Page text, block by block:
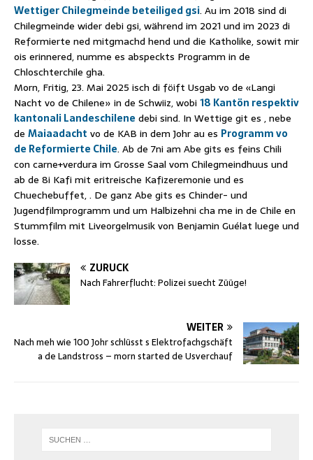
Wettiger Chilegmeinde beteiliged gsi. Au im 2018 sind di
Chilegmeinde wider debi gsi, während im 2021 und im 2023 di
Reformierte ned mitgmachd hend und die Katholike, sowit mir
ois erinnered, numme es abspeckts Programm in de
Chloschterchile gha.
Morn, Fritig, 23. Mai 2025 isch di föift Usgab vo de «Langi
Nacht vo de Chilene» in de Schwiiz, wobi 18 Kantön respektiv
kantonali Landeschilene debi sind. In Wettige git es , nebe
de Maiaadacht vo de KAB in dem Johr au es Programm vo
de Reformierte Chile. Ab de 7ni am Abe gits es feins Chili
con carne+verdura im Grosse Saal vom Chilegmeindhuus und
ab de 8i Kafi mit eritreische Kafizeremonie und es
Chuechebuffet, . De ganz Abe gits es Chinder- und
Jugendfilmprogramm und um Halbizehni cha me in de Chile en
Stummfilm mit Liveorgelmusik von Benjamin Guélat luege und
losse.
ZURÜCK
Nach Fahrerflucht: Polizei suecht Züüge!
WEITER
Nach meh wie 100 Johr schlüsst s Elektrofachgschäft
a de Landstross – morn started de Usverchauf